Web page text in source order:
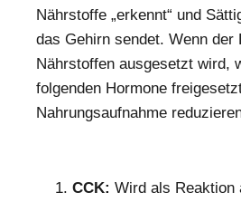
Nährstoffe „erkennt“ und
das Gehirn sendet. Wenn der
Nährstoffen ausgesetzt wird,
folgenden Hormone
Nahrungsaufnahme
CCK: Wird als Reaktion